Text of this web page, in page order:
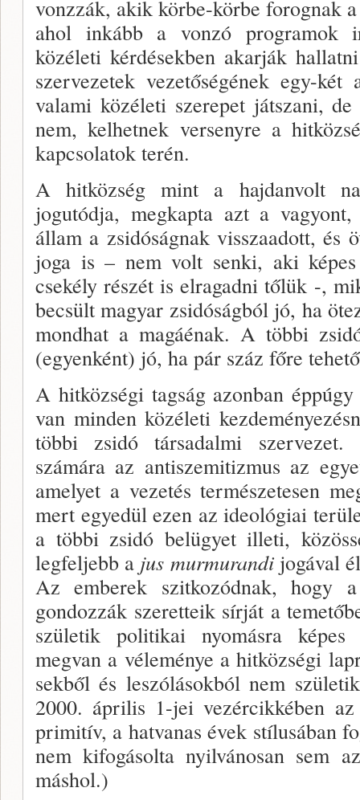
vonzzák, akik körbe-körbe forognak
ahol inkább a vonzó programok
közéleti kérdésekben akarják
szervezetek vezetőségének egy-
valami közéleti szerepet játsza­ni,
nem, kelhetnek versenyre a
kapcsolatok terén.
A hitközség mint a hajdanvolt
jogutódja, meg­kapta azt a
állam a zsidóságnak vissza­adott, és
joga is – nem volt senki, aki
csekély részét is elragadni tőlük -,
becsült magyar zsidóság­ból jó, ha
mondhat a magáénak. A többi
(egyen­ként) jó, ha pár száz főre
A hitközségi tagság azonban
van minden közéleti
többi zsidó társadalmi szervezet.
számára az antiszemitizmus az
amelyet a vezetés természetesen
mert egyedül ezen az ideológiai
a többi zsidó belügyet illeti,
legfeljebb a jus murmurandijogával
Az emberek szitko­zódnak, hogy
gondozzák szeretteik sírját a
születik politikai nyomásra képes
megvan a véleménye a hit­községi
sekből és leszólásokból nem
2000. április 1-jei vezércikkében
primitív, a hatvanas évek stílusában
nem kifogásolta nyilvánosan sem
máshol.)